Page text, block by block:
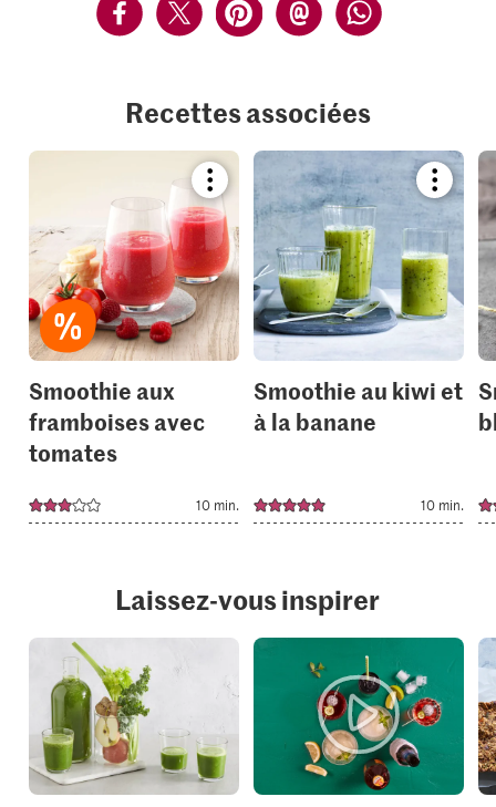
Recettes associées
Bookmark
recipe
or
add
it
to
your
collections.
Smoothie aux
framboises avec
tomates
10 min.
recipe
or
add
it
to
your
Smoothie au kiwi et
à la banane
10 min.
Laissez-vous inspirer